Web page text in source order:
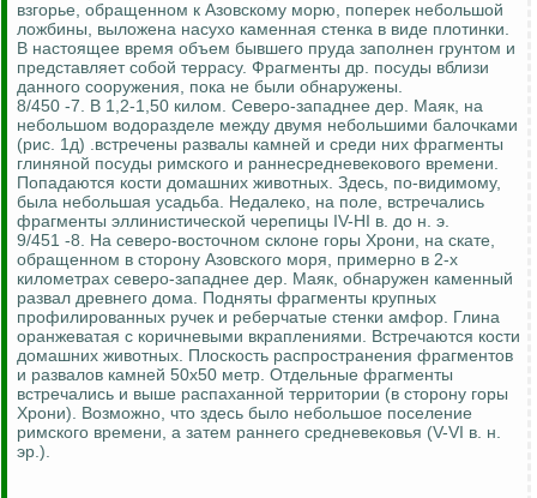
взгорье, обращенном к Азовскому морю, поперек небольшой
ложбины, выложена насухо каменная стенка в виде плотинки.
В настоящее время объем бывшего пруда заполнен грунтом и
представляет собой террасу. Фрагменты др. посуды вблизи
данного сооружения, пока не были обнаружены.
8/450 -7. В 1,2-1,50 килом. Северо-западнее дер. Маяк, на
небольшом водоразделе между двумя небольшими балочками
(рис. 1д) .встречены развалы камней и среди них фрагменты
глиняной посуды римского и раннесредневекового времени.
Попадаются кости домашних животных. Здесь, по-видимому,
была небольшая усадьба. Недалеко, на поле, встречались
фрагменты эллинистической черепицы IV-HI в. до н. э.
9/451 -8. На северо-восточном склоне горы Хрони, на скате,
обращенном в сторону Азовского моря, примерно в 2-х
километрах северо-западнее дер. Маяк, обнаружен каменный
развал древнего дома. Подняты фрагменты крупных
профилированных ручек и реберчатые стенки амфор. Глина
оранжеватая с коричневыми вкраплениями. Встречаются кости
домашних животных. Плоскость распространения фрагментов
и развалов камней 50x50 метр. Отдельные фрагменты
встречались и выше распаханной территории (в сторону горы
Хрони). Возможно, что здесь было небольшое поселение
римского времени, а затем раннего средневековья (V-VI в. н.
эр.).